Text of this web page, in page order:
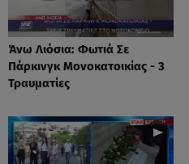
Άνω Λιόσια: Φωτιά Σε
Πάρκινγκ Μονοκατοικίας - 3
Τραυματίες